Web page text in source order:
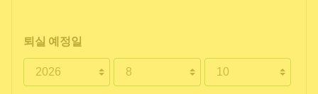
퇴실 예정일